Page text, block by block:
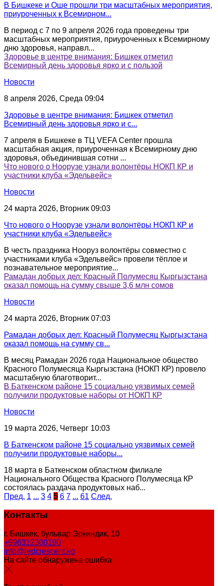
В Бишкеке и Оше прошли три масштабных мероприятия,
приуроченных к Всемирном...
В период с 7 по 9 апреля 2026 года проведены три
масштабных мероприятия, приуроченных к Всемирному
дню здоровья, направл...
Здоровье в центре внимания: Бишкек отметил
Всемирный день здоровья ярко и с пользой
Новости
8 апреля 2026, Среда 09:04
Здоровье в центре внимания: Бишкек отметил
Всемирный день здоровья ярко и с...
7 апреля в Бишкеке в ТЦ VEFA Center прошла
масштабная акция, приуроченная к Всемирному дню
здоровья, объединившая сотни ...
Что нового о Ноорузе узнали волонтёры НОКП КР и
участники клуба «Эдельвейс»
Новости
24 марта 2026, Вторник 09:03
Что нового о Ноорузе узнали волонтёры НОКП КР и
участники клуба «Эдельвейс»
В честь праздника Нооруз волонтёры совместно с
участниками клуба «Эдельвейс» провели тёплое и
познавательное мероприятие...
Рамадан добрых дел: Красный Полумесяц Кыргызстана
оказал помощь на сумму свыше 3,6 млн сомов
Новости
24 марта 2026, Вторник 07:03
Рамадан добрых дел: Красный Полумесяц Кыргызстана
оказал помощь на сумму св...
В месяц Рамадан 2026 года Национальное общество
Красного Полумесяца Кыргызстана (НОКП КР) провело
масштабную благотворит...
В Баткенском районе 15 социально уязвимых семей
получили продуктовые наборы от НОКП КР
Новости
19 марта 2026, Четверг 10:03
В Баткенском районе 15 социально уязвимых семей
получили продуктовые наборы...
18 марта в Баткенском областном филиале
Национального Общества Красного Полумесяца КР
состоялась раздача продуктовых наб...
Пред. 1 ... 3 4 5 6 7 ... 61 След.
Контакты
г. Бишкек, бульвар Эркиндик, 10
+996312300190
info@redcrescent.kg
На сайте обнаружена ошибка